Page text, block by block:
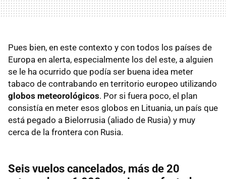
Pues bien, en este contexto y con todos los países de
Europa en alerta, especialmente los del este, a alguien
se le ha ocurrido que podía ser buena idea meter
tabaco de contrabando en territorio europeo utilizando
globos meteorológicos. Por si fuera poco, el plan
consistía en meter esos globos en Lituania, un país que
está pegado a Bielorrusia (aliado de Rusia) y muy
cerca de la frontera con Rusia.
Seis vuelos cancelados, más de 20